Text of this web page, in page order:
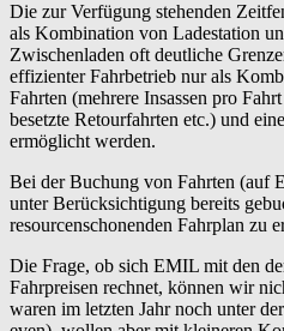
Die zur Verfügung stehenden
als Kombination von Ladestation
Zwischenladen oft deutliche
effizienter Fahrbetrieb nur als
Fahrten (mehrere Insassen pro
besetzte Retourfahrten etc.) und
ermöglicht werden.
Bei der Buchung von Fahrten (auf
unter Berücksichtigung bereits
resourcenschonenden Fahrplan zu
Die Frage, ob sich EMIL mit den
Fahrpreisen rechnet, können wir
waren im letzten Jahr noch unter